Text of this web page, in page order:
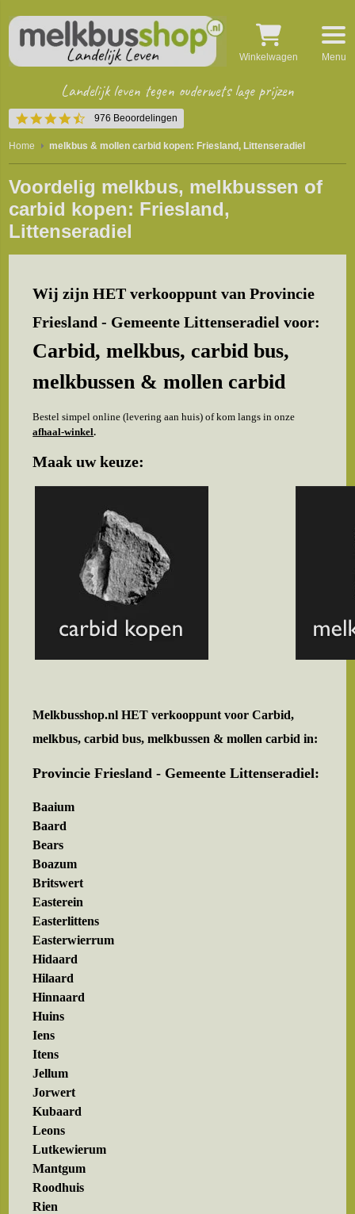
4.5
star
rating
976 Beoordelingen
Landelijk leven tegen ouderwets lage prijzen
Winkelwagen Menu
Home melkbus & mollen carbid kopen: Friesland, Littenseradiel
Voordelig melkbus, melkbussen of
carbid kopen: Friesland,
Littenseradiel
Wij zijn HET verkooppunt van Provincie
Friesland - Gemeente Littenseradiel voor:
Carbid, melkbus, carbid bus,
melkbussen & mollen carbid
Bestel simpel online (levering aan huis) of kom langs in onze
afhaal-winkel.
Maak uw keuze:
Melkbusshop.nl HET verkooppunt voorCarbid,
melkbus, carbid bus, melkbussen & mollen carbid in:
Provincie Friesland - Gemeente Littenseradiel:
Baaium
Baard
Bears
Boazum
Britswert
Easterein
Easterlittens
Easterwierrum
Hidaard
Hilaard
Hinnaard
Huins
Iens
Itens
Jellum
Jorwert
Kubaard
Leons
Lutkewierum
Mantgum
Roodhuis
Rien